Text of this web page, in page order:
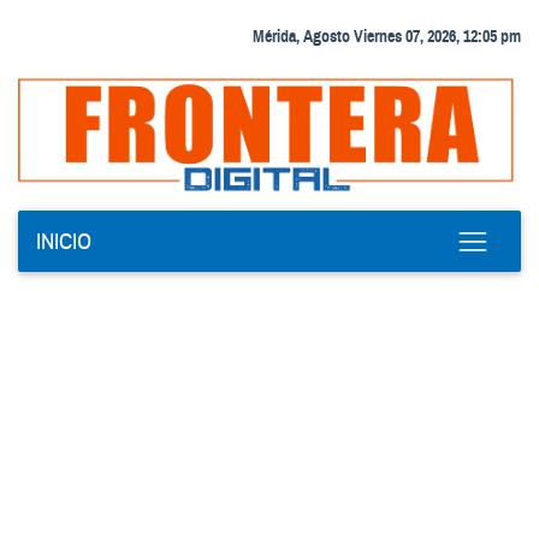
Mérida, Agosto Viernes 07, 2026, 12:05 pm
INICIO